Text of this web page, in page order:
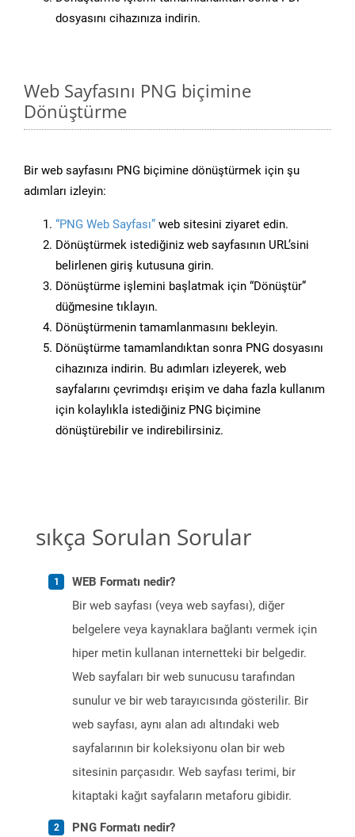
dosyasını cihazınıza indirin.
Web Sayfasını PNG biçimine
Dönüştürme
Bir web sayfasını PNG biçimine dönüştürmek için şu
adımları izleyin:
“PNG Web Sayfası” web sitesini ziyaret edin.
Dönüştürmek istediğiniz web sayfasının URL’sini
belirlenen giriş kutusuna girin.
Dönüştürme işlemini başlatmak için “Dönüştür”
düğmesine tıklayın.
Dönüştürmenin tamamlanmasını bekleyin.
Dönüştürme tamamlandıktan sonra PNG dosyasını
cihazınıza indirin. Bu adımları izleyerek, web
sayfalarını çevrimdışı erişim ve daha fazla kullanım
için kolaylıkla istediğiniz PNG biçimine
dönüştürebilir ve indirebilirsiniz.
sıkça Sorulan Sorular
WEB Formatı nedir?
Bir web sayfası (veya web sayfası), diğer
belgelere veya kaynaklara bağlantı vermek için
hiper metin kullanan internetteki bir belgedir.
Web sayfaları bir web sunucusu tarafından
sunulur ve bir web tarayıcısında gösterilir. Bir
web sayfası, aynı alan adı altındaki web
sayfalarının bir koleksiyonu olan bir web
sitesinin parçasıdır. Web sayfası terimi, bir
kitaptaki kağıt sayfaların metaforu gibidir.
PNG Formatı nedir?